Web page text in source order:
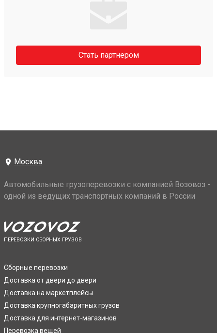
Стать партнером
Москва
Автомобильные грузоперевозки с компанией Возовоз -
одной из ведущих транспортных компаний в России
ПЕРЕВОЗКИ СБОРНЫХ ГРУЗОВ
Сборные перевозки
Доставка от двери до двери
Доставка на маркетплейсы
Доставка крупногабаритных грузов
Доставка для интернет-магазинов
Перевозка вещей